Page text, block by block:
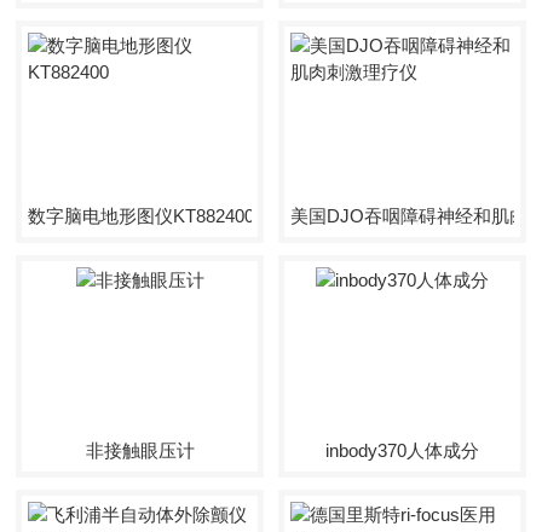
数字脑电地形图仪KT882400 美国DJO吞咽障碍神经和肌肉
非接触眼压计 inbody370人体成分